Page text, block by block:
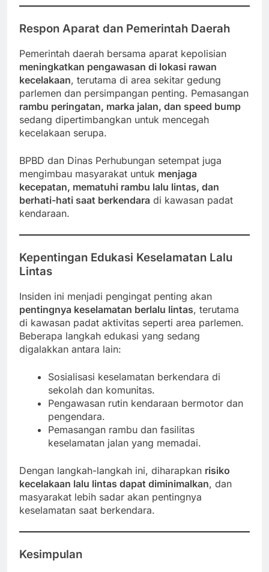
Respon Aparat dan Pemerintah Daerah
Pemerintah daerah bersama aparat kepolisian
meningkatkan pengawasan di lokasi rawan
kecelakaan, terutama di area sekitar gedung
parlemen dan persimpangan penting. Pemasangan
rambu peringatan, marka jalan, dan speed bump
sedang dipertimbangkan untuk mencegah
kecelakaan serupa.
BPBD dan Dinas Perhubungan setempat juga
mengimbau masyarakat untuk menjaga
kecepatan, mematuhi rambu lalu lintas, dan
berhati-hati saat berkendara di kawasan padat
kendaraan.
Kepentingan Edukasi Keselamatan Lalu
Lintas
Insiden ini menjadi pengingat penting akan
pentingnya keselamatan berlalu lintas, terutama
di kawasan padat aktivitas seperti area parlemen.
Beberapa langkah edukasi yang sedang
digalakkan antara lain:
Sosialisasi keselamatan berkendara di
sekolah dan komunitas.
Pengawasan rutin kendaraan bermotor dan
pengendara.
Pemasangan rambu dan fasilitas
keselamatan jalan yang memadai.
Dengan langkah-langkah ini, diharapkan risiko
kecelakaan lalu lintas dapat diminimalkan, dan
masyarakat lebih sadar akan pentingnya
keselamatan saat berkendara.
Kesimpulan